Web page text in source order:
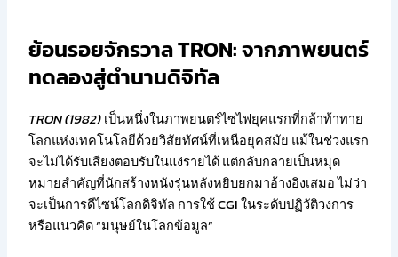
ย้อนรอยจักรวาล TRON: จากภาพยนตร์
ทดลองสู่ตำนานดิจิทัล
TRON (1982)เป็นหนึ่งในภาพยนตร์ไซไฟยุคแรกที่กล้าท้าทาย
โลกแห่งเทคโนโลยีด้วยวิสัยทัศน์ที่เหนือยุคสมัย แม้ในช่วงแรก
จะไม่ได้รับเสียงตอบรับในแง่รายได้ แต่กลับกลายเป็นหมุด
หมายสำคัญที่นักสร้างหนังรุ่นหลังหยิบยกมาอ้างอิงเสมอ ไม่ว่า
จะเป็นการดีไซน์โลกดิจิทัล การใช้ CGI ในระดับปฏิวัติวงการ
หรือแนวคิด “มนุษย์ในโลกข้อมูล”